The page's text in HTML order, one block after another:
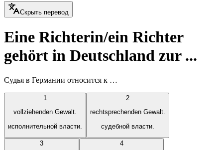
Скрыть перевод
Eine Richterin/ein Richter
gehört in Deutschland zur ...
Судья в Германии относится к …
1
vollziehenden Gewalt.
исполнительной власти.
2
rechtsprechenden Gewalt.
судебной власти.
3
4